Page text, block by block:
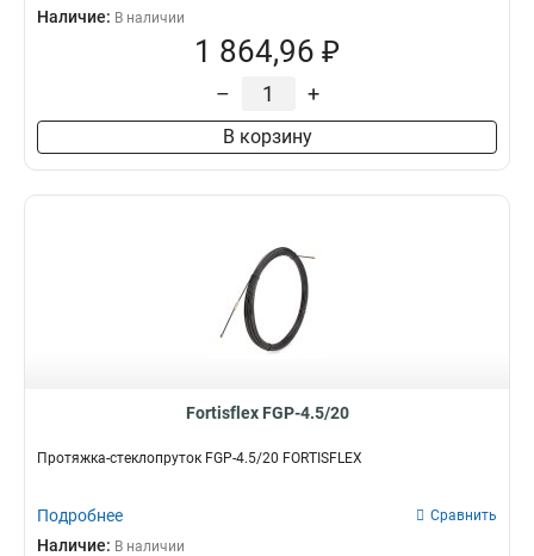
Наличие: В наличии
1 864,96 ₽
– +
В корзину
Fortisflex FGP-4.5/20
Протяжка-стеклопруток FGP-4.5/20 FORTISFLEX
Подробнее Сравнить
Наличие: В наличии